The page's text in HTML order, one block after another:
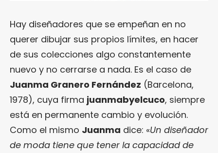
Hay diseñadores que se empeñan en no
querer dibujar sus propios límites, en hacer
de sus colecciones algo constantemente
nuevo y no cerrarse a nada. Es el caso de
Juanma Granero Fernández (Barcelona,
1978), cuya firma juanmabyelcuco, siempre
está en permanente cambio y evolución.
Como el mismo Juanma dice: «Un diseñador
de moda tiene que tener la capacidad de